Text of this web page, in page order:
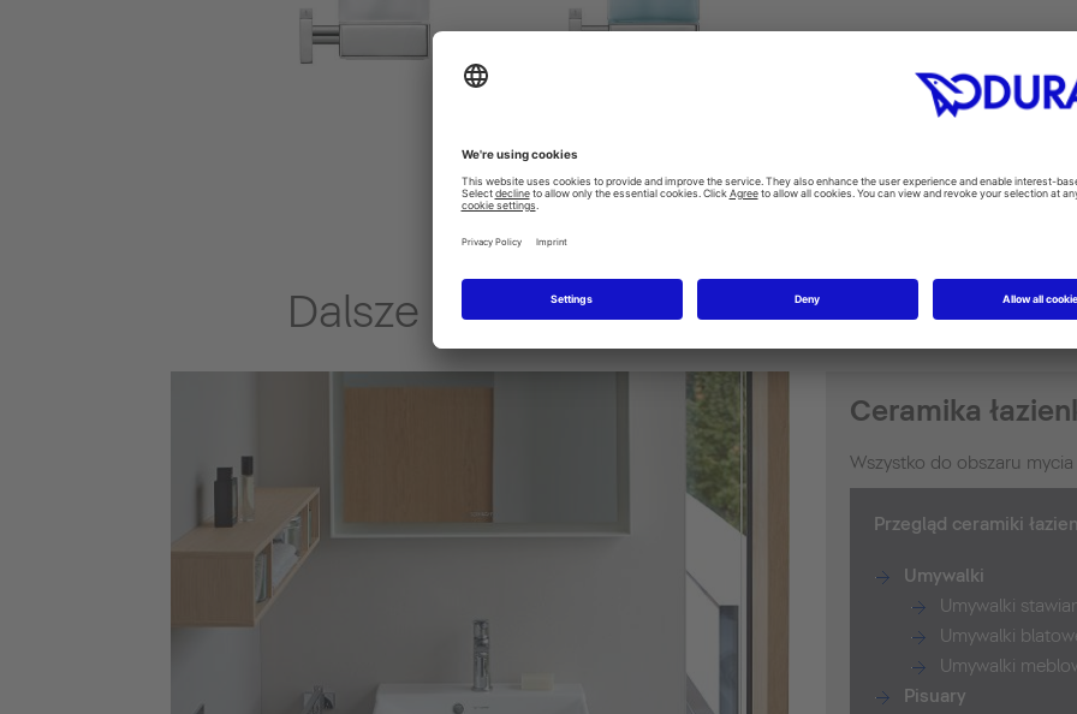
Dalsze pomysły na łazienkę marzeń
Ceramika
Wszystko do obszaru mycia
Przegląd ceramiki
Umywalki
Umywalki
Umywalki
Umywalki
Pisuary